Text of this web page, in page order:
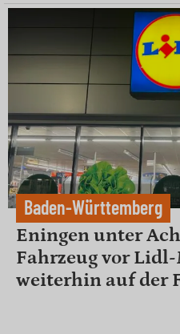
Baden-Württemberg
Eningen unter
Fahrzeug vor
weiterhin auf der